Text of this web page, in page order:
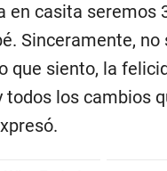
en casita seremos
Sinceramente, no
que siento, la
los cambios